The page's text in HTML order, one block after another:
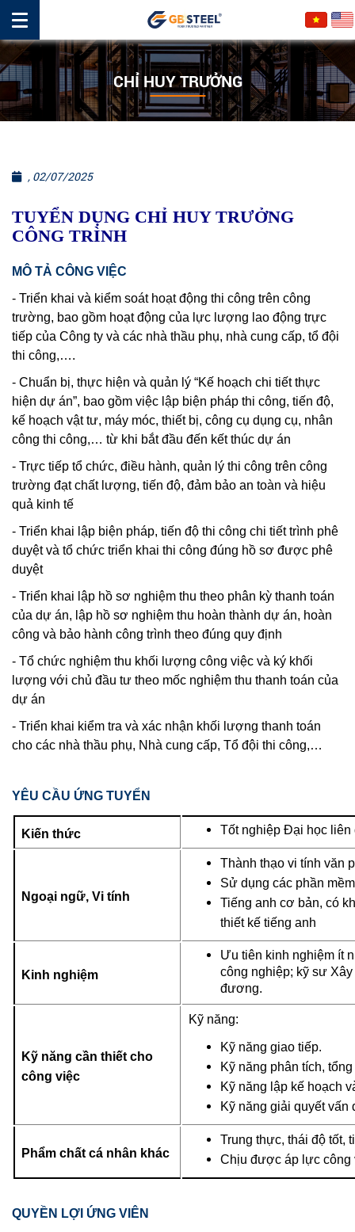
CHỈ HUY TRƯỞNG
, 02/07/2025
TUYỂN DỤNG CHỈ HUY TRƯỞNG
CÔNG TRÌNH
MÔ TẢ CÔNG VIỆC
- Triển khai và kiểm soát hoạt động thi công trên công
trường, bao gồm hoạt động của lực lượng lao động trực
tiếp của Công ty và các nhà thầu phụ, nhà cung cấp, tổ đội
thi công,….
- Chuẩn bị, thực hiện và quản lý “Kế hoạch chi tiết thực
hiện dự án”, bao gồm việc lập biện pháp thi công, tiến độ,
kế hoạch vật tư, máy móc, thiết bị, công cụ dụng cụ, nhân
công thi công,… từ khi bắt đầu đến kết thúc dự án
- Trực tiếp tổ chức, điều hành, quản lý thi công trên công
trường đạt chất lượng, tiến độ, đảm bảo an toàn và hiệu
quả kinh tế
- Triển khai lập biện pháp, tiến độ thi công chi tiết trình phê
duyệt và tổ chức triển khai thi công đúng hồ sơ được phê
duyệt
- Triển khai lập hồ sơ nghiệm thu theo phân kỳ thanh toán
của dự án, lập hồ sơ nghiệm thu hoàn thành dự án, hoàn
công và bảo hành công trình theo đúng quy định
- Tổ chức nghiệm thu khối lượng công việc và ký khối
lượng với chủ đầu tư theo mốc nghiệm thu thanh toán của
dự án
- Triển khai kiểm tra và xác nhận khối lượng thanh toán
cho các nhà thầu phụ, Nhà cung cấp, Tổ đội thi công,…
YÊU CẦU ỨNG TUYỂN
Kiến thức Tốt nghiệp Đại học
Ngoại ngữ, Vi tính
Thành thạo vi tính văn
Sử dụng các phần
Tiếng anh cơ bản, có
thiết kế tiếng anh
Kinh nghiệm
Ưu tiên kinh nghiệm ít
công nghiệp; kỹ sư
đương.
Kỹ năng cần thiết cho
công việc
Kỹ năng:
Kỹ năng giao tiếp.
Kỹ năng phân tích,
Kỹ năng lập kế hoạch
Kỹ năng giải quyết vấn
Phẩm chất cá nhân khác
Trung thực, thái độ tốt,
Chịu được áp lực công
QUYỀN LỢI ỨNG VIÊN